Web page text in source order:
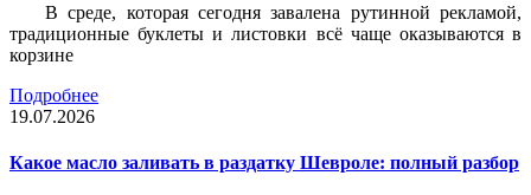
В среде, которая сегодня завалена рутинной рекламой,
традиционные буклеты и листовки всё чаще оказываются в
корзине
Подробнее
19.07.2026
Какое масло заливать в раздатку Шевроле: полный разбор